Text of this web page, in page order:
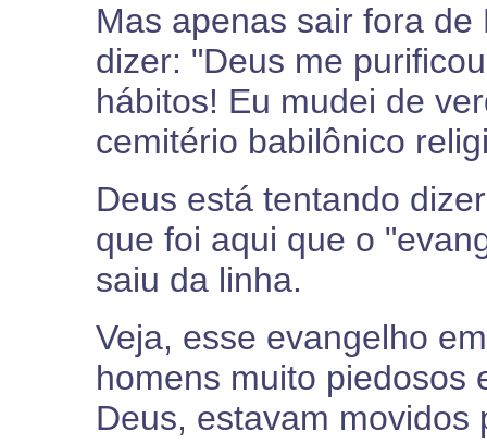
Mas apenas sair fora
dizer: "Deus me
hábitos! Eu mudei de
cemitério babilônico
Deus está tentando
que foi aqui que o
saiu da linha.
Veja, esse evangelho
homens muito piedosos
Deus, estavam